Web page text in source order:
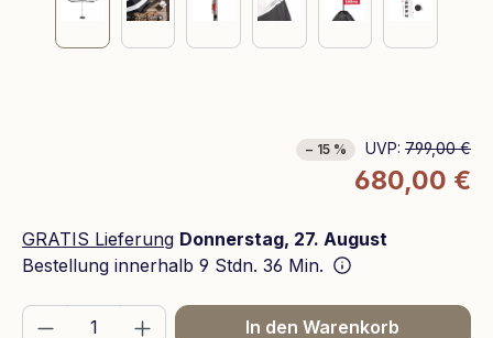
− 15 % UVP: 799,00 €
680,00 €
GRATIS Lieferung Donnerstag, 27. August
Bestellung innerhalb 9 Stdn. 36 Min.
Produkt Anzahl: Gib den gewünschten
In den Warenkorb